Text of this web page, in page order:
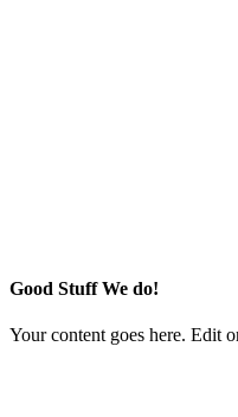
Good Stuff We do!
Your content goes here. Edit